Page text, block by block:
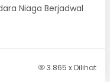
Niaga Berjadwal
3.865 x Dilihat